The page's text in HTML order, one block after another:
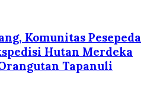
Komunitas Pesepeda
Hutan Merdeka
Tapanuli